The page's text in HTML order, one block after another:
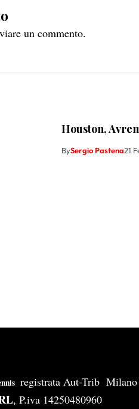
un commento.
Houston,
BySergio Pastena21
registrata Aut-Trib Milano
, P.iva 14250480960